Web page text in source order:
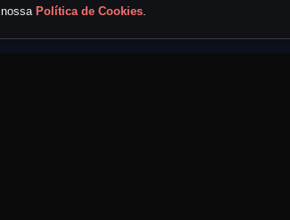
Política de Cookies.